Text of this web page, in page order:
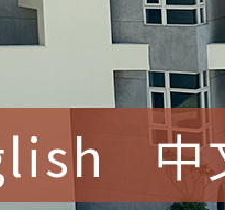
中
加桃園市中